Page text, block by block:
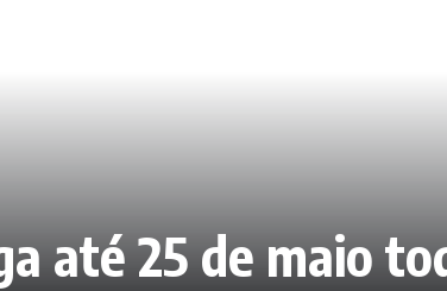
até 25 de maio